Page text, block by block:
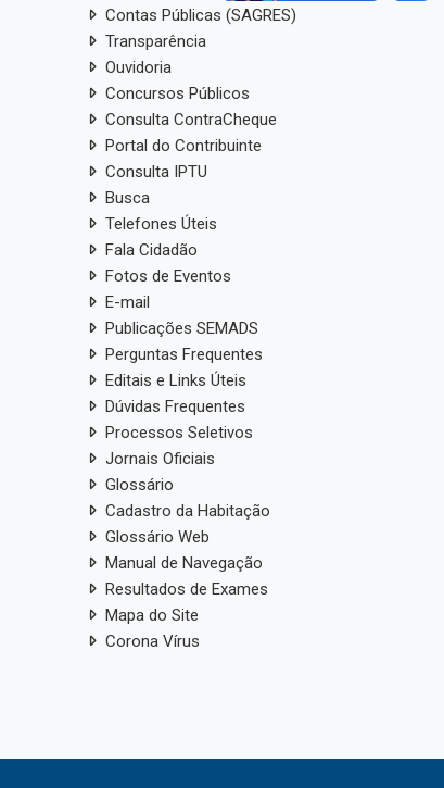
Contas Públicas (SAGRES)
Transparência
Ouvidoria
Concursos Públicos
Consulta ContraCheque
Portal do Contribuinte
Consulta IPTU
Busca
Telefones Úteis
Fala Cidadão
Fotos de Eventos
E-mail
Publicações SEMADS
Perguntas Frequentes
Editais e Links Úteis
Dúvidas Frequentes
Processos Seletivos
Jornais Oficiais
Glossário
Cadastro da Habitação
Glossário Web
Manual de Navegação
Resultados de Exames
Mapa do Site
Corona Vírus